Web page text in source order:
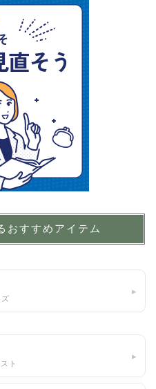
おすすめアイテム
▸
ト
▸